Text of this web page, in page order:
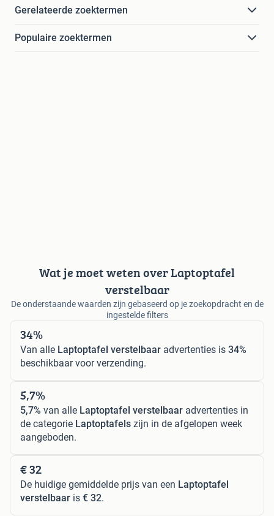
Gerelateerde zoektermen
Populaire zoektermen
Wat je moet weten over Laptoptafel
verstelbaar
De onderstaande waarden zijn gebaseerd op je zoekopdracht en de
ingestelde filters
34%
Van alle Laptoptafel verstelbaar advertenties is 34%
beschikbaar voor verzending.
5,7%
5,7% van alle Laptoptafel verstelbaar advertenties in
de categorie Laptoptafels zijn in de afgelopen week
aangeboden.
€ 32
De huidige gemiddelde prijs van een Laptoptafel
verstelbaar is € 32.